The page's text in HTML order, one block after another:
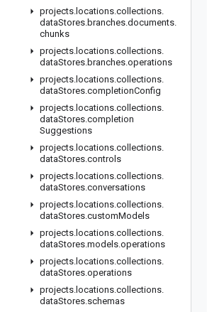
projects. locations.collections.
dataStores.branches.documents.
chunks
projects. locations.collections.
dataStores.branches.operations
projects. locations.collections.
dataStores.completionConfig
projects. locations.collections.
dataStores.completion
Suggestions
projects. locations.collections.
dataStores.controls
projects. locations.collections.
dataStores.conversations
projects. locations.collections.
dataStores.customModels
projects. locations.collections.
dataStores.models.operations
projects. locations.collections.
dataStores.operations
projects. locations.collections.
dataStores.schemas